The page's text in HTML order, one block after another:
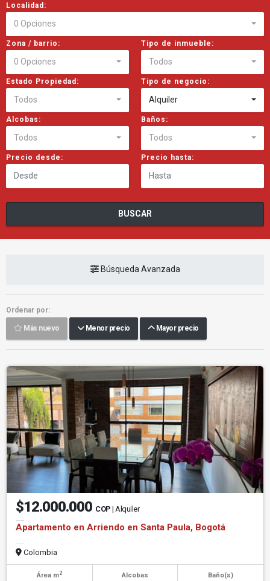
Localidad:
0 Opciones
Zona / barrio:
0 Opciones
Tipo de inmueble:
Todos
Estado Propiedad:
Todos
Tipo de negocio:
Alquiler
Alcobas:
Todos
Baños:
Todos
Precio desde: Precio hasta:
BUSCAR
Búsqueda Avanzada
Ordenar por:
Más nuevo Menor precio Mayor precio
$12.000.000 COP | Alquiler
Apartamento en Arriendo en Santa Paula, Bogotá
Colombia
Área m2 Alcobas Baño(s)